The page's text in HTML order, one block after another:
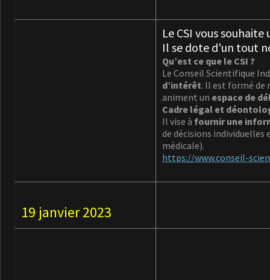
Le CSI vous
Il se dote d'un tout
Qu’est ce que le CSI ?
Le Conseil Scientifique
d’intérêt. Il est formé de
animent un espace de
Cadre légal et
Il vise à fournir une
de décisions individuelles
médicale).
https://www.conseil-
19 janvier 2023